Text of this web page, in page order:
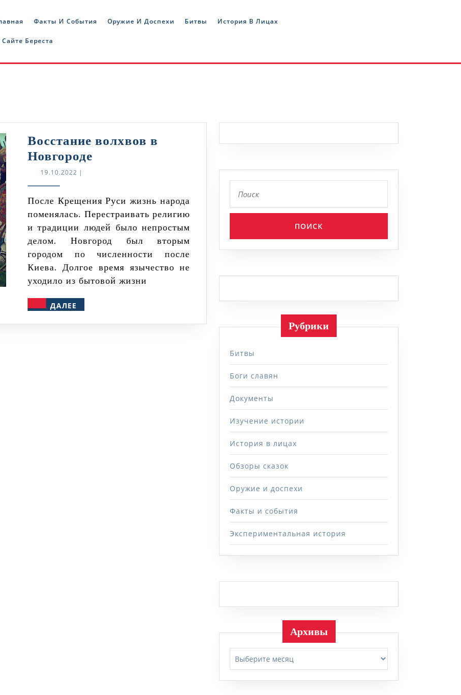
Факты И События Оружие И Доспехи Битвы История В Лицах
Береста
Восстание волхвов в
НовгородеВосстание
Новгороде
19.10.2022 19.10.2022
|
После Крещения Руси жизнь народа
поменялась. Перестраивать религию
и традиции людей было непростым
делом. Новгород был вторым
городом по численности после
Киева. Долгое время язычество не
уходило из бытовой жизни
ДАЛЕЕ
Рубрики
Битвы
Боги славян
Документы
Изучение истории
История в лицах
Обзоры сказок
Оружие и доспехи
Факты и события
Экспериментальная история
Архивы